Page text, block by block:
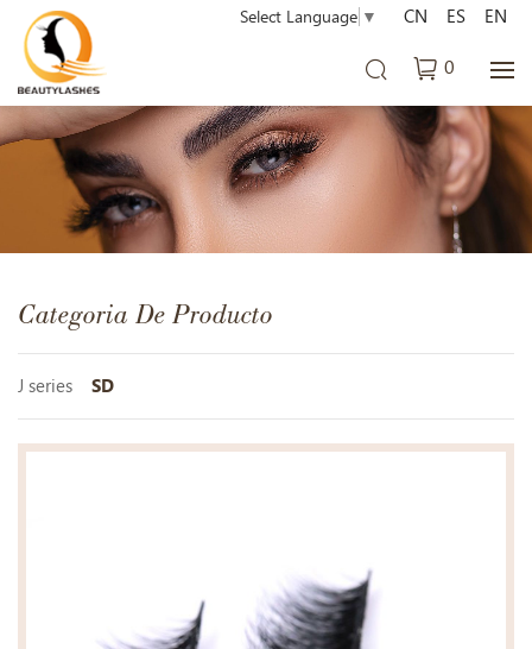
Select Language ▼
0
CN ES EN
Categoria De Producto
J series SD